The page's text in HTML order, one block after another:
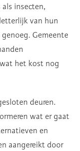
insecten,
van hun
Gemeente
het kost nog
deuren.
wat er gaat
en
aangereikt door